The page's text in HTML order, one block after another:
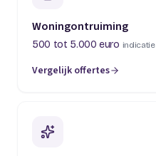
Woningontruiming
500 tot 5.000 euro indicatie
Vergelijk offertes
(opent in een nieuw tabblad)